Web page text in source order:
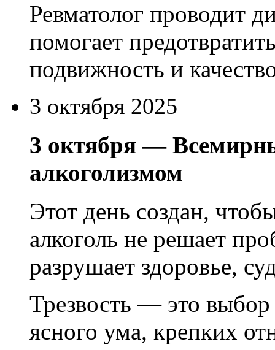
Ревматолог проводит
помогает
подвижность и
3 октября 2025
3 октября —
алкоголизмом
Этот день создан,
алкоголь не решает
разрушает здоровье,
Трезвость — это
ясного ума, крепких